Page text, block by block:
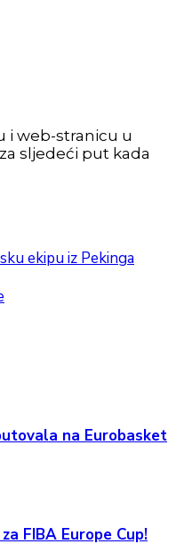
i web-stranicu u
sljedeći put kada
ekipu iz Pekinga
na Eurobasket
FIBA Europe Cup!